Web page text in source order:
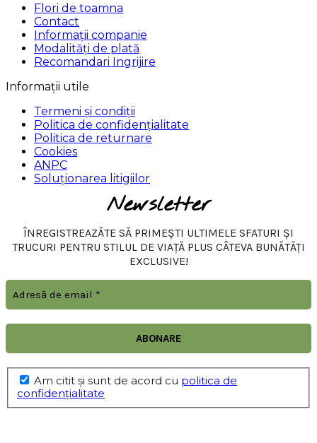
Flori de toamna
Contact
Informații companie
Modalități de plată
Recomandari Ingrijire
Informații utile
Termeni și condiții
Politica de confidențialitate
Politica de returnare
Cookies
ANPC
Soluționarea litigiilor
Newsletter
ÎNREGISTREAZĂTE SĂ PRIMEȘTI ULTIMELE SFATURI ȘI
TRUCURI PENTRU STILUL DE VIAȚĂ PLUS CÂTEVA BUNĂTĂȚI
EXCLUSIVE!
Am citit şi sunt de acord cu politica de
confidențialitate